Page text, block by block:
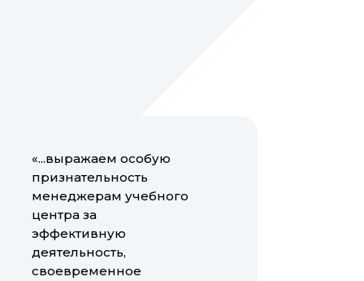
«...выражаем особую
признательность
менеджерам учебного
центра за
эффективную
деятельность,
своевременное